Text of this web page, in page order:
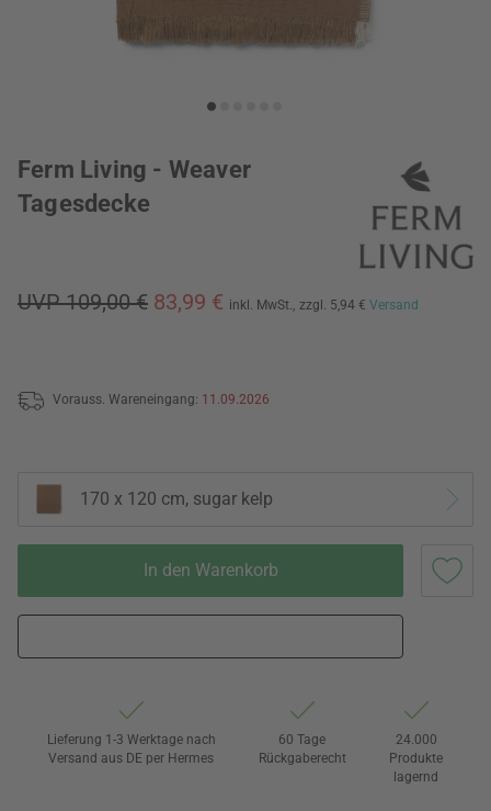
Ferm Living - Weaver
Tagesdecke
UVP 109,00 € 83,99 € inkl. MwSt., zzgl. 5,94 € Versand
Vorauss. Wareneingang: 11.09.2026
170 x 120 cm, sugar kelp
In den Warenkorb
Lieferung 1-3 Werktage nach
Versand aus DE per Hermes
60 Tage
Rückgaberecht
24.000
Produkte
lagernd